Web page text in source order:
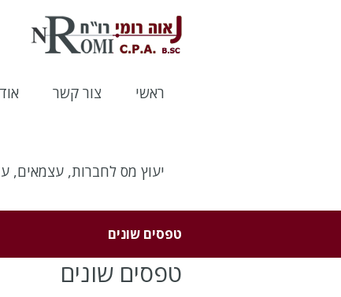
ראשי צור קשר
יעוץ מס לחברות, עצמאים,
טפסים שונים
טפסים שונים